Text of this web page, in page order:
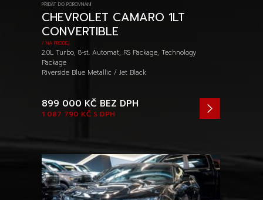
PŘIDAT DO POROVNÁNÍ
CHEVROLET CAMARO 1LT
CONVERTIBLE
/ NA PRODEJ
2.0L Turbo, 8-st. Automat, RS Package, Technology
Package
Riverside Blue Metallic / Jet Black
1 087 790 KČ S DPH
899 000 KČ BEZ DPH